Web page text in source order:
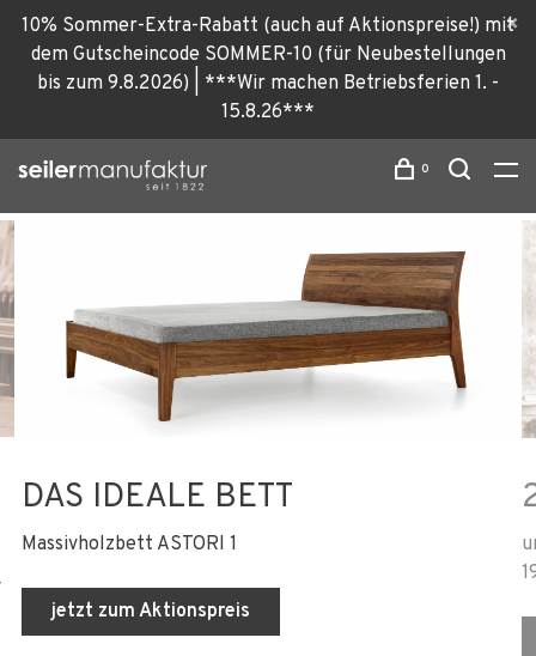
10% Sommer-Extra-Rabatt (auch auf Aktionspreise!) mit
dem Gutscheincode SOMMER-10 (für Neubestellungen
bis zum 9.8.2026) | ***Wir machen Betriebsferien 1. -
15.8.26***
0
DAS IDEALE BETT
Massivholzbett ASTORI 1
jetzt zum Aktionspreis